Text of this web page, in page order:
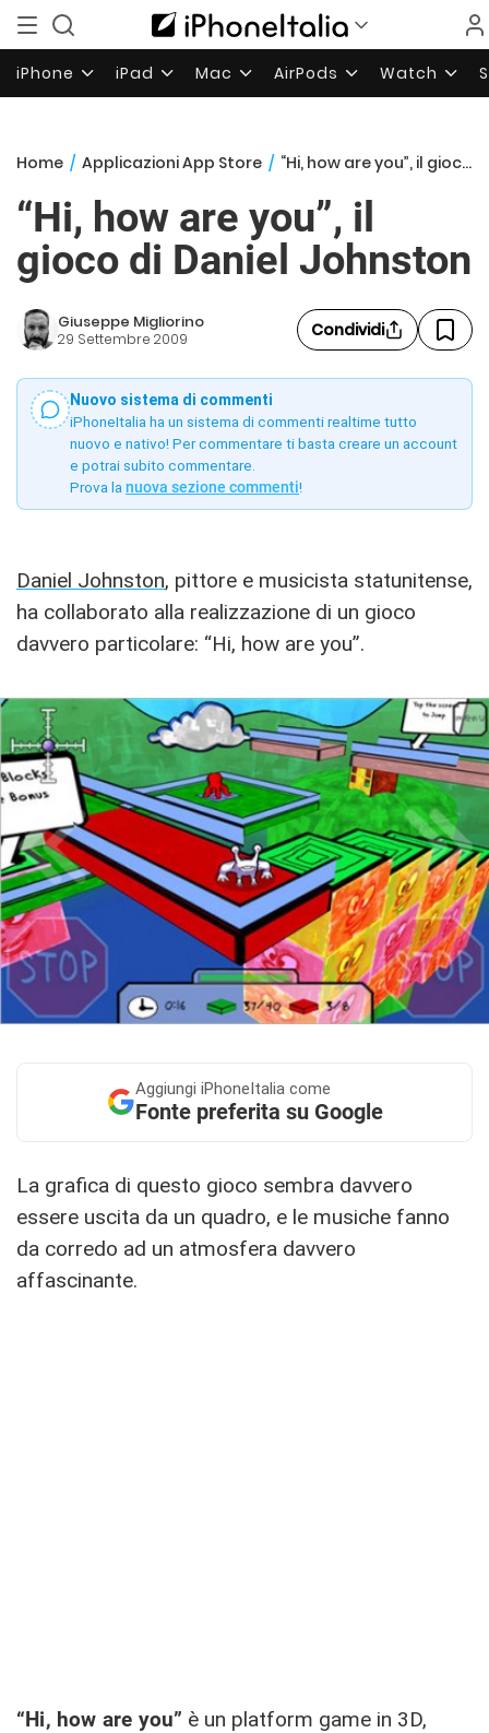
iPhone iPad Mac AirPods Watch
Home / Applicazioni App Store / “Hi, how are you”, il gioco di Daniel Johnston
“Hi, how are you”, il
gioco di Daniel Johnston
Giuseppe Migliorino
29 Settembre 2009 Condividi
Nuovo sistema di commenti
iPhoneItalia ha un sistema di commenti realtime tutto
nuovo e nativo! Per commentare ti basta creare un account
e potrai subito commentare.
Prova la nuova sezione commenti!
Daniel Johnston, pittore e musicista statunitense,
ha collaborato alla realizzazione di un gioco
davvero particolare: “Hi, how are you”.
Aggiungi iPhoneItalia come
Fonte preferita su Google
La grafica di questo gioco sembra davvero
essere uscita da un quadro, e le musiche fanno
da corredo ad un atmosfera davvero
affascinante.
“Hi, how are you” è un platform game in 3D,